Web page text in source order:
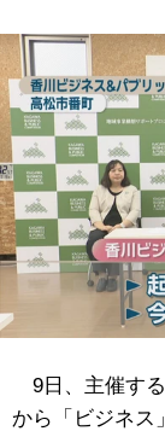
9日、主催す
から「ビジネス